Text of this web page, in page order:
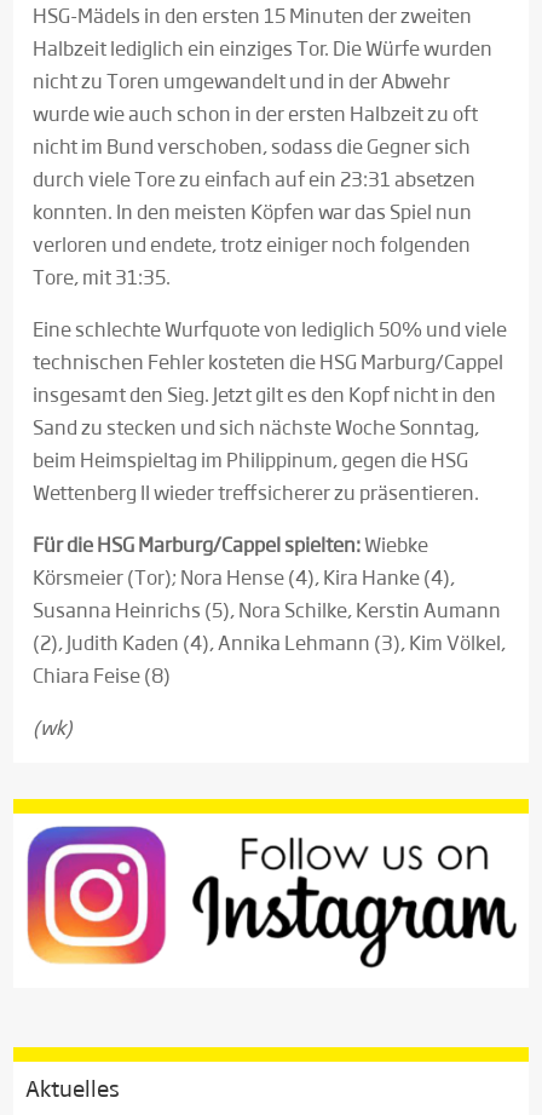
HSG-Mädels in den ersten 15 Minuten der zweiten
Halbzeit lediglich ein einziges Tor. Die Würfe wurden
nicht zu Toren umgewandelt und in der Abwehr
wurde wie auch schon in der ersten Halbzeit zu oft
nicht im Bund verschoben, sodass die Gegner sich
durch viele Tore zu einfach auf ein 23:31 absetzen
konnten. In den meisten Köpfen war das Spiel nun
verloren und endete, trotz einiger noch folgenden
Tore, mit 31:35.
Eine schlechte Wurfquote von lediglich 50% und viele
technischen Fehler kosteten die HSG Marburg/Cappel
insgesamt den Sieg. Jetzt gilt es den Kopf nicht in den
Sand zu stecken und sich nächste Woche Sonntag,
beim Heimspieltag im Philippinum, gegen die HSG
Wettenberg II wieder treffsicherer zu präsentieren.
Für die HSG Marburg/Cappel spielten:Wiebke
Körsmeier (Tor); Nora Hense (4), Kira Hanke (4),
Susanna Heinrichs (5), Nora Schilke, Kerstin Aumann
(2), Judith Kaden (4), Annika Lehmann (3), Kim Völkel,
Chiara Feise (8)
(wk)
Aktuelles